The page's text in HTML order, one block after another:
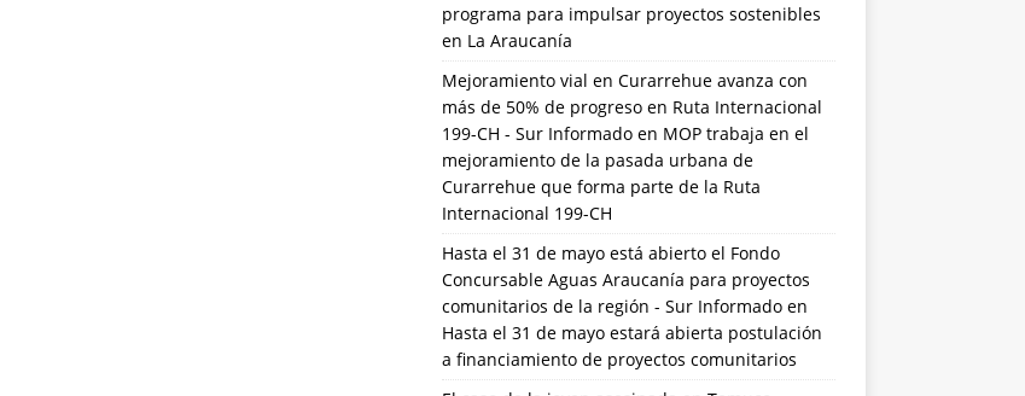
programa para impulsar proyectos sostenibles
en La Araucanía
Mejoramiento vial en Curarrehue avanza con
más de 50% de progreso en Ruta Internacional
199-CH - Sur Informadoen MOP trabaja en el
mejoramiento de la pasada urbana de
Curarrehue que forma parte de la Ruta
Internacional 199-CH
Hasta el 31 de mayo está abierto el Fondo
Concursable Aguas Araucanía para proyectos
comunitarios de la región - Sur Informadoen
Hasta el 31 de mayo estará abierta postulación
a financiamiento de proyectos comunitarios